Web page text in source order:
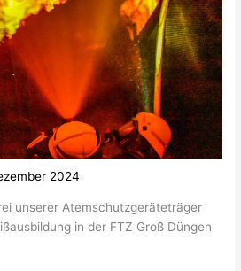
2024
unserer Atemschutzgeräteträger
in der FTZ Groß Düngen